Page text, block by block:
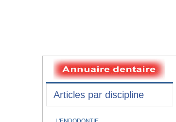
Articles par discipline